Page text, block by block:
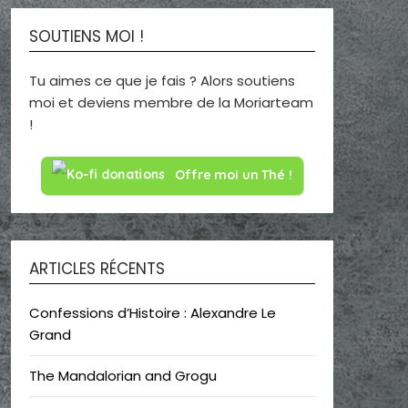
SOUTIENS MOI !
Tu aimes ce que je fais ? Alors soutiens
moi et deviens membre de la Moriarteam
!
Offre moi un Thé !
ARTICLES RÉCENTS
Confessions d’Histoire : Alexandre Le
Grand
The Mandalorian and Grogu